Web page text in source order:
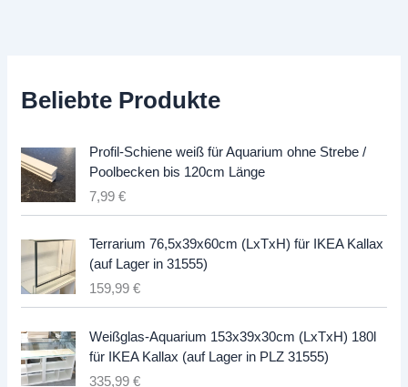
Beliebte Produkte
Profil-Schiene weiß für Aquarium ohne Strebe /
Poolbecken bis 120cm Länge
7,99€
Terrarium 76,5x39x60cm (LxTxH) für IKEA Kallax
(auf Lager in 31555)
159,99€
Weißglas-Aquarium 153x39x30cm (LxTxH) 180l
für IKEA Kallax (auf Lager in PLZ 31555)
335,99€